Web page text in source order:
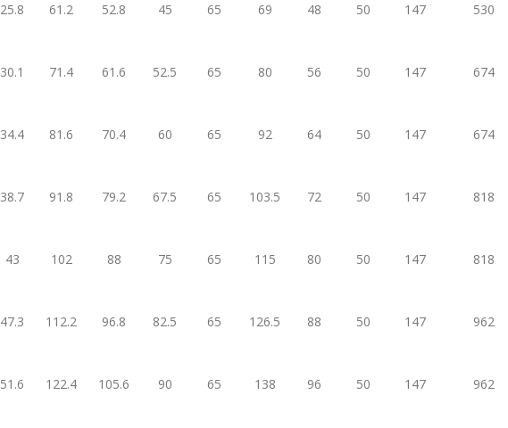
25.8 61.2 52.8 45 65 69 48 50 147 530
30.1 71.4 61.6 52.5 65 80 56 50 147 674
34.4 81.6 70.4 60 65 92 64 50 147 674
38.7 91.8 79.2 67.5 65 103.5 72 50 147 818
43 102 88 75 65 115 80 50 147 818
47.3 112.2 96.8 82.5 65 126.5 88 50 147 962
51.6 122.4 105.6 90 65 138 96 50 147 962